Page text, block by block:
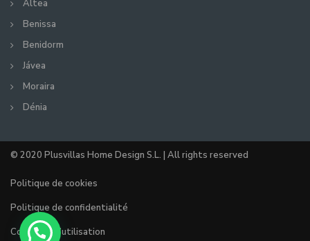
Altea
Benissa
Benidorm
Jávea
Moraira
Dénia
© 2020 Plusvillas Home Design S.L. | All rights reserved
Politique de cookies
Politique de confidentialité
Condition d’utilisation